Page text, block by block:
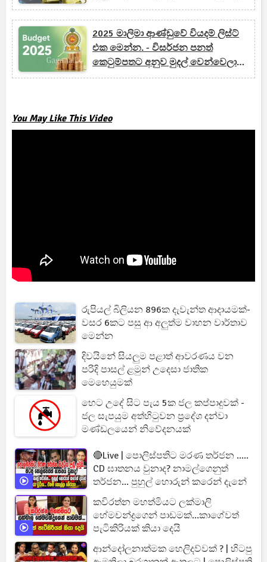
අපි ඉලක්කම බලාගමු." - (VIDEO)
2025 මාලිමා ආණ්ඩුවේ වියදම් ලිස්ට්
එක මෙන්න. - විසර්ජන පනත්
කෙටුම්පතට අනුව මුදල් වෙන්වෙලා
තියෙන්නේ මෙහෙමයි.
You May Like This Video
රුපියල් බිලියන 896ක දැවැන්ත ආදායමක්-
වසර 6කට පසු ආ අලුත්ම වාහන වාර්තාව
මෙන්න
දිවයිනේ සියලුම පළාත් ආවරණය වන
පරිදි පාසල් ළමුන් උදෙසා ජාතික
මෙහෙයුමක්
හෙට උදේ සිට පැය 5ක ජල කප්පාදුවක් -
ජල සැපයුම අත්හිටුවන ප්‍රදේශ දන්වා
මණ්ඩලයෙන් නිවේදනයක්
🔴Live | පොලිස්පතිට මරණ තර්ජන .....
CD ඝාතනය වුනාද? නාමල්ගෙනුත්
තර්ජන... පුහුල් හොරුන් කරෙන් දැනේ
කවිරත්න මහත්මියට ලක්මාලි
හේමචන්ද්‍රගෙන් පාඩමක්...කාගේවත්
පැටිකිරියක් කියා දෙයි
ආන්දෝලනාත්මක හෙලිදව්වක් ? | හිටපු